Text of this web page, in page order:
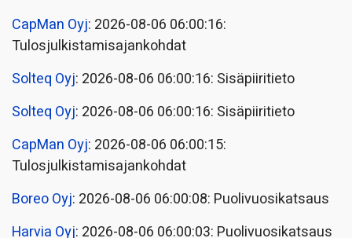
CapMan Oyj: 2026-08-06 06:00:16:
Tulosjulkistamisajankohdat
Solteq Oyj: 2026-08-06 06:00:16: Sisäpiiritieto
Solteq Oyj: 2026-08-06 06:00:16: Sisäpiiritieto
CapMan Oyj: 2026-08-06 06:00:15:
Tulosjulkistamisajankohdat
Boreo Oyj: 2026-08-06 06:00:08: Puolivuosikatsaus
Harvia Oyj: 2026-08-06 06:00:03: Puolivuosikatsaus